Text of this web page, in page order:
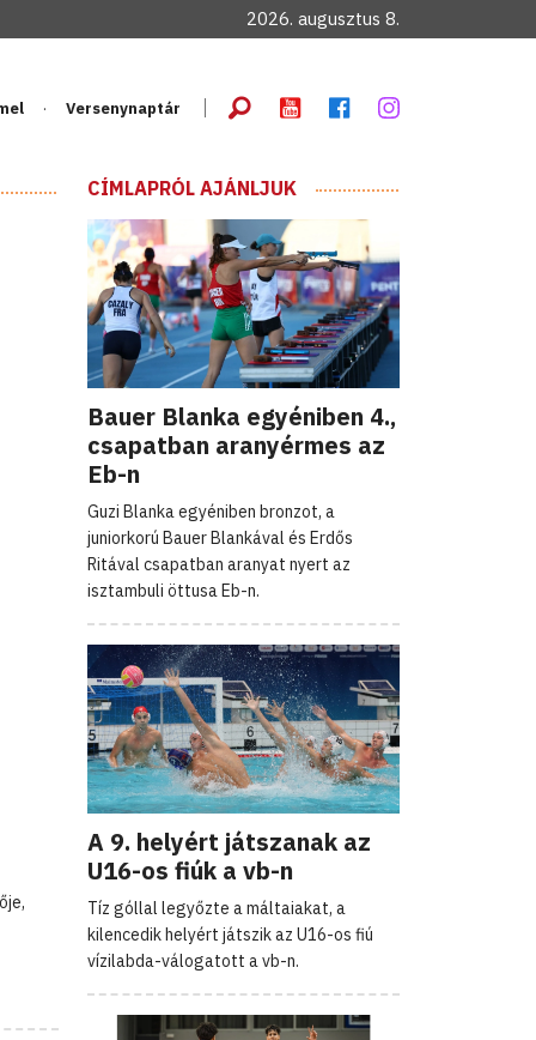
2026. augusztus 8.
Versenynaptár
CÍMLAPRÓL AJÁNLJUK
Bauer Blanka egyéniben 4.,
csapatban aranyérmes az
Eb-n
Guzi Blanka egyéniben bronzot, a
juniorkorú Bauer Blankával és Erdős
Ritával csapatban aranyat nyert az
isztambuli öttusa Eb-n.
A 9. helyért játszanak az
U16-os fiúk a vb-n
Tíz góllal legyőzte a máltaiakat, a
kilencedik helyért játszik az U16-os fiú
vízilabda-válogatott a vb-n.